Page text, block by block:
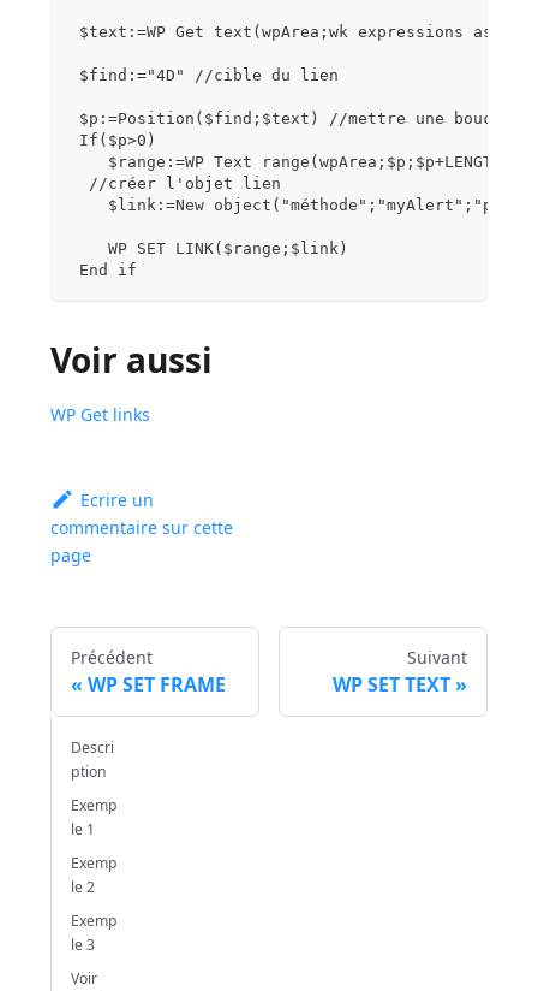
$text:=WP Get text(wpArea;wk expressions as
$find:="4D" //cible du lien
$p:=Position($find;$text) //mettre une boucle
If($p>0)
$range:=WP Text
//créer l'objet lien
$link:=New
WP SET LINK($range;$link)
End if
Voir aussi
WP Get links
Ecrire un
commentaire sur cette
page
Précédent
WP SET FRAME
Suivant
WP SET TEXT
Descri
ption
Exemp
le 1
Exemp
le 2
Exemp
le 3
Voir